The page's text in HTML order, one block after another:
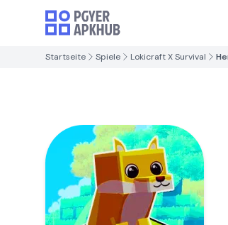
Startseite Spiele Lokicraft X Survival